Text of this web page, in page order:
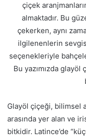
çiçek
almaktadır. Bu
çekerken, aynı
ilgilenenlerin
seçenekleriyle
Bu yazımızda glayöl
Glayöl çiçeği, bilimsel
arasında yer alan ve
bitkidir. Latince’de